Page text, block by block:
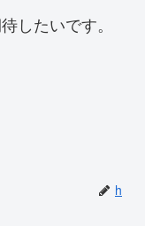
したいです。
h